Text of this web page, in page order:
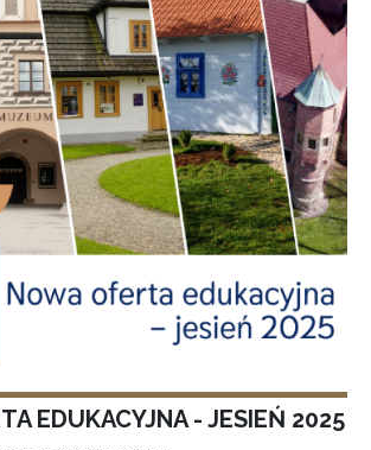
EDUKACYJNA - JESIEŃ 2025